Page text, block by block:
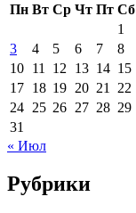
Пн Вт Ср Чт Пт Сб
1
3
4 5 6 7 8
10 11 12 13 14 15
17 18 19 20 21 22
24 25 26 27 28 29
31
« Июл
Рубрики